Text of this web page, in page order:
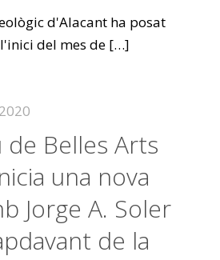
d'Alacant ha posat
del mes de […]
de Belles Arts
una nova
Jorge A. Soler
de la